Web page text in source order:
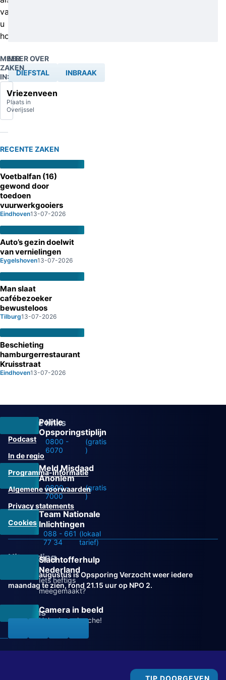
van
u
horen.
TIP DOORGEVEN
MEER
ZAKEN
IN:
Vriezenveen
Plaats in
Overijssel
MEER OVER
DIEFSTAL
INBRAAK
RECENTE ZAKEN
Voetbalfan (16)
gewond door
toedoen
vuurwerkgooiers
Eindhoven13-07-2026
Auto’s gezin doelwit
van vernielingen
Eygelshoven13-07-2026
Man slaat
cafébezoeker
bewusteloos
Tilburg13-07-2026
Beschieting
hamburgerrestaurant
Kruisstraat
Eindhoven13-07-2026
Politie
Opsporingstiplijn
0800 -
6070
(gratis
)
Meld Misdaad
Anoniem
0800 -
7000
(gratis
)
Team Nationale
Inlichtingen
088 - 661
77 34
(lokaal
tarief)
Slachtofferhulp
Nederland
Iets heftigs
meegemaakt?
Camera in beeld
Help de recherche!
Overige links
Podcast
In de regio
Programma-informatie
Algemene voorwaarden
Privacy statements
Cookies
Uitzending
Vanaf 31 augustus is Opsporing Verzocht weer iedere
maandag te zien, rond 21.15 uur op NPO 2.
Volg ons